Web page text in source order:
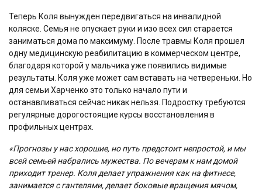
Теперь Коля вынужден передвигаться на инвалидной
коляске. Семья не опускает руки и изо всех сил старается
заниматься дома по максимуму. После травмы Коля прошел
одну медицинскую реабилитацию в коммерческом центре,
благодаря которой у мальчика уже появились видимые
результаты. Коля уже может сам вставать на четвереньки. Но
для семьи Харченко это только начало пути и
останавливаться сейчас никак нельзя. Подростку требуются
регулярные дорогостоящие курсы восстановления в
профильных центрах.
«Прогнозы у нас хорошие, но путь предстоит непростой, и мы
всей семьей набрались мужества. По вечерам к нам домой
приходит тренер. Коля делает упражнения как на фитнесе,
занимается с гантелями, делает боковые вращения мячом,